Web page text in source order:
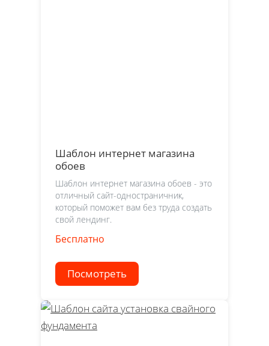
Шаблон интернет магазина
обоев
Шаблон интернет магазина обоев - это
отличный сайт-одностраничник,
который поможет вам без труда создать
свой лендинг.
Бесплатно
Посмотреть